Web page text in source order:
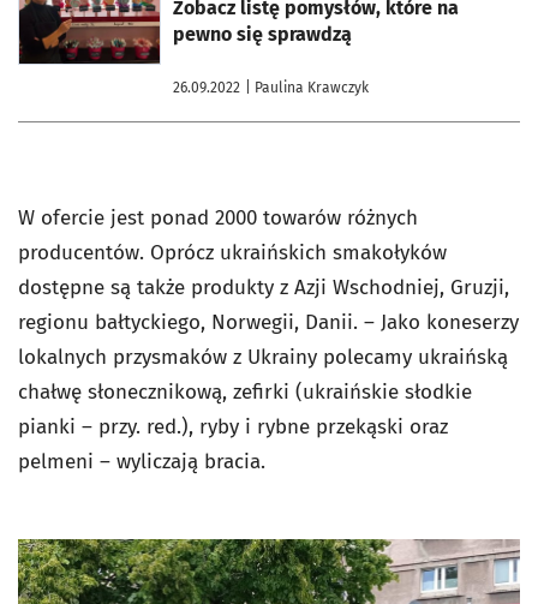
Zobacz listę pomysłów, które na
pewno się sprawdzą
26.09.2022 | Paulina Krawczyk
W ofercie jest ponad 2000 towarów różnych
producentów. Oprócz ukraińskich smakołyków
dostępne są także produkty z Azji Wschodniej, Gruzji,
regionu bałtyckiego, Norwegii, Danii. – Jako koneserzy
lokalnych przysmaków z Ukrainy polecamy ukraińską
chałwę słonecznikową, zefirki (ukraińskie słodkie
pianki – przy. red.), ryby i rybne przekąski oraz
pelmeni – wyliczają bracia.